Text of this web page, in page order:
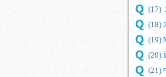
(17)
(18)
(19)
(20)
(21)